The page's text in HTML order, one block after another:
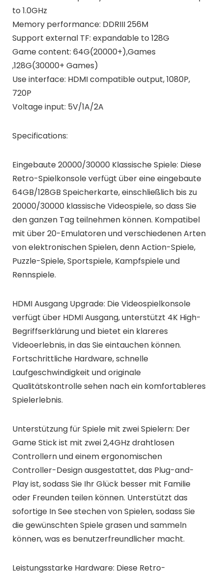
to 1.0GHz
Memory performance: DDRIII 256M
Support external TF: expandable to 128G
Game content: 64G(20000+),Games
,128G(30000+ Games)
Use interface: HDMI compatible output, 1080P,
720P
Voltage input: 5V/1A/2A
Specifications:
Eingebaute 20000/30000 Klassische Spiele: Diese
Retro-Spielkonsole verfügt über eine eingebaute
64GB/128GB Speicherkarte, einschließlich bis zu
20000/30000 klassische Videospiele, so dass Sie
den ganzen Tag teilnehmen können. Kompatibel
mit über 20-Emulatoren und verschiedenen Arten
von elektronischen Spielen, denn Action-Spiele,
Puzzle-Spiele, Sportspiele, Kampfspiele und
Rennspiele.
HDMI Ausgang Upgrade: Die Videospielkonsole
verfügt über HDMI Ausgang, unterstützt 4K High-
Begriffserklärung und bietet ein klareres
Videoerlebnis, in das Sie eintauchen können.
Fortschrittliche Hardware, schnelle
Laufgeschwindigkeit und originale
Qualitätskontrolle sehen nach ein komfortableres
Spielerlebnis.
Unterstützung für Spiele mit zwei Spielern: Der
Game Stick ist mit zwei 2,4GHz drahtlosen
Controllern und einem ergonomischen
Controller-Design ausgestattet, das Plug-and-
Play ist, sodass Sie Ihr Glück besser mit Familie
oder Freunden teilen können. Unterstützt das
sofortige In See stechen von Spielen, sodass Sie
die gewünschten Spiele grasen und sammeln
können, was es benutzerfreundlicher macht.
Leistungsstarke Hardware: Diese Retro-